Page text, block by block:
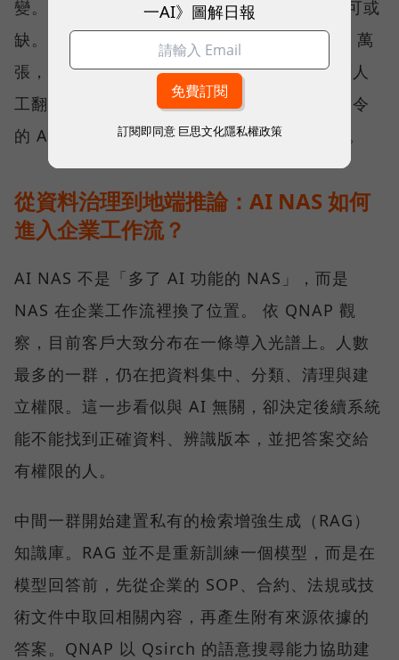
變。「在 NAS 裡放入 AI Agent 會越來越不可或
缺。」劉文義舉例，當照片累積到 10 萬、20 萬
張，要找出其中幾張特定畫面，已不可能只靠人
工翻找。此時，能理解內容、接受自然語言指令
的 AI 工具，會從加分功能逐漸變成必要條件。
從資料治理到地端推論：AI NAS 如何
進入企業工作流？
AI NAS 不是「多了 AI 功能的 NAS」，而是
NAS 在企業工作流裡換了位置。 依 QNAP 觀
察，目前客戶大致分布在一條導入光譜上。人數
最多的一群，仍在把資料集中、分類、清理與建
立權限。這一步看似與 AI 無關，卻決定後續系統
能不能找到正確資料、辨識版本，並把答案交給
有權限的人。
中間一群開始建置私有的檢索增強生成（RAG）
知識庫。RAG 並不是重新訓練一個模型，而是在
模型回答前，先從企業的 SOP、合約、法規或技
術文件中取回相關內容，再產生附有來源依據的
答案。QNAP 以 Qsirch 的語意搜尋能力協助建
一AI》圖解日報
訂閱即同意 巨思文化隱私權政策